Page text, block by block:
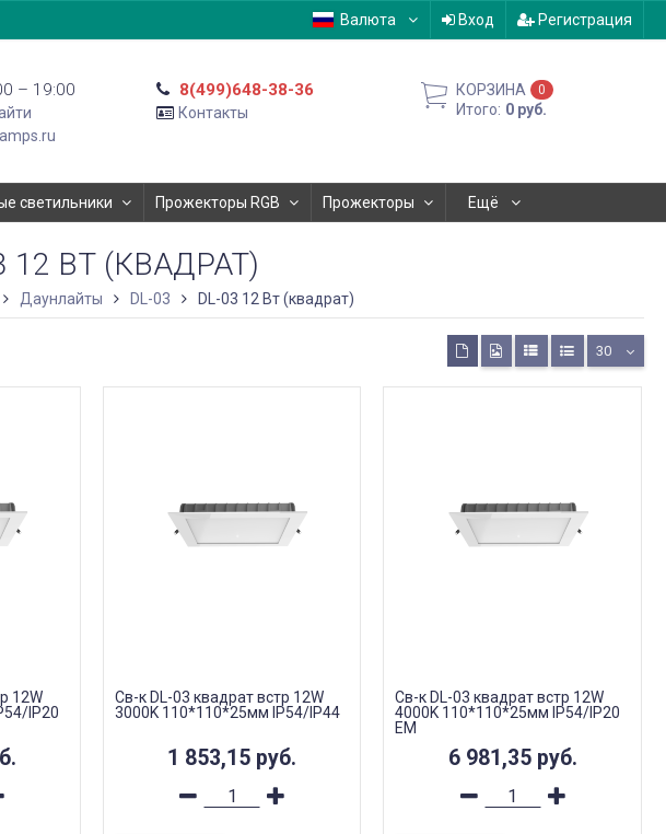
Валюта Вход Регистрация
– 19:00 8(499)648-38-36
Контакты
КОРЗИНА 0
Итого: 0 руб.
светильники Прожекторы RGB Прожекторы Ещё
12 ВТ (КВАДРАТ)
Даунлайты DL-03 DL-03 12 Вт (квадрат)
30
12W
IP20
Св-к DL-03 квадрат встр 12W
3000K 110*110*25мм IP54/IP44
1 853,15 руб.
Св-к DL-03 квадрат встр 12W
4000K 110*110*25мм IP54/IP20
EM
6 981,35 руб.